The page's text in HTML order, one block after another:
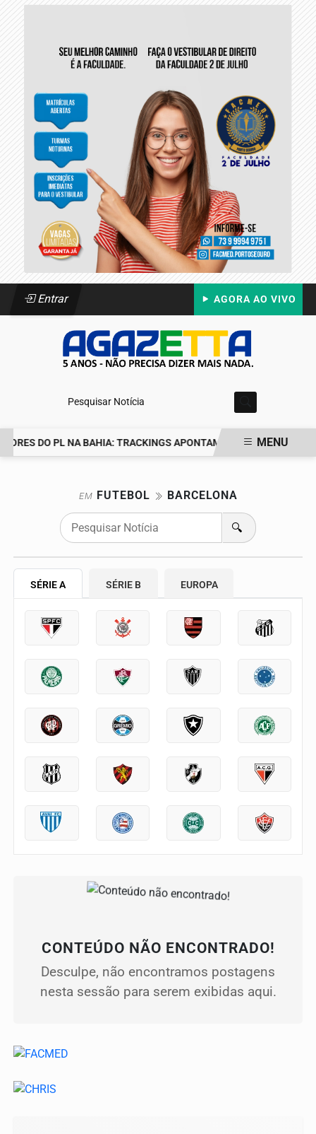
Entrar AGORA AO VIVO
Pesquisar Notícia
DO PL NA BAHIA: TRACKINGS APONTAM DRA. RAISSA
MENU
EM FUTEBOL BARCELONA
🔍
SÉRIE A SÉRIE B EUROPA
CONTEÚDO NÃO ENCONTRADO!
Desculpe, não encontramos postagens
nesta sessão para serem exibidas aqui.